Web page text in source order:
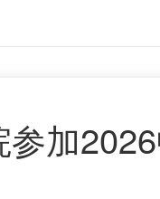
加